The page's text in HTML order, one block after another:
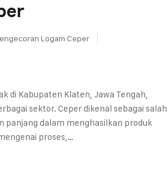
Logam Ceper
di Kabupaten Klaten, Jawa Tengah,
sektor. Ceper dikenal sebagai salah
panjang dalam menghasilkan produk
proses,…